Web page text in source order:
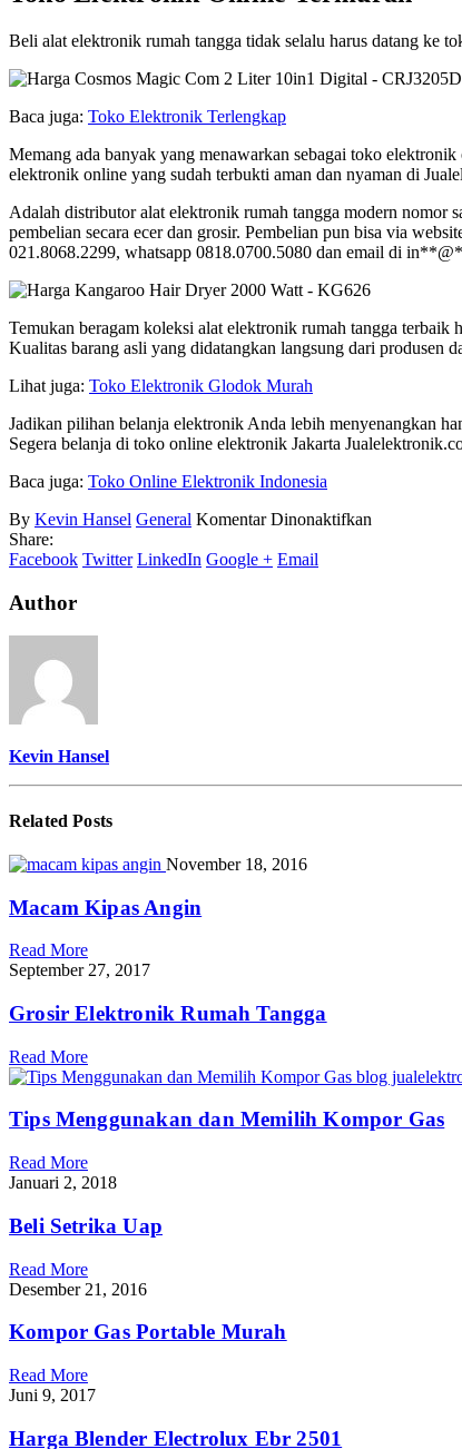
Beli alat elektronik rumah tangga tidak selalu harus datang ke
Baca juga: Toko Elektronik Terlengkap
Memang ada banyak yang menawarkan sebagai toko
elektronik online yang sudah terbukti aman dan nyaman di
Adalah distributor alat elektronik rumah tangga modern nomor
pembelian secara ecer dan grosir. Pembelian pun bisa via
021.8068.2299, whatsapp 0818.0700.5080 dan email di in**@
Temukan beragam koleksi alat elektronik rumah tangga
Kualitas barang asli yang didatangkan langsung dari produsen
Lihat juga: Toko Elektronik Glodok Murah
Jadikan pilihan belanja elektronik Anda lebih menyenangkan
Segera belanja di toko online elektronik Jakarta
Baca juga: Toko Online Elektronik Indonesia
By Kevin Hansel General Komentar Dinonaktifkan
Share:
Facebook Twitter LinkedIn Google + Email
Author
Kevin Hansel
RelatedPosts
November 18, 2016
Macam Kipas Angin
Read More
September 27, 2017
Grosir Elektronik Rumah Tangga
Read More
Tips Menggunakan dan Memilih Kompor Gas
Read More
Januari 2, 2018
Beli Setrika Uap
Read More
Desember 21, 2016
Kompor Gas Portable Murah
Read More
Juni 9, 2017
Harga Blender Electrolux Ebr 2501